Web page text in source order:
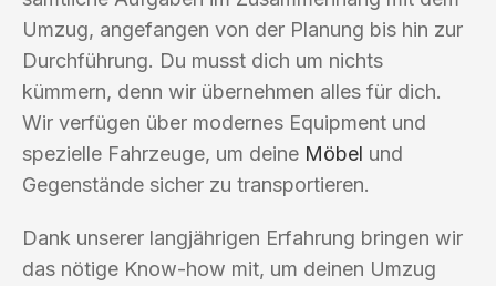
Umzug, angefangen von der Planung bis hin zur
Durchführung. Du musst dich um nichts
kümmern, denn wir übernehmen alles für dich.
Wir verfügen über modernes Equipment und
spezielle Fahrzeuge, um deine Möbel und
Gegenstände sicher zu transportieren.
Dank unserer langjährigen Erfahrung bringen wir
das nötige Know-how mit, um deinen Umzug